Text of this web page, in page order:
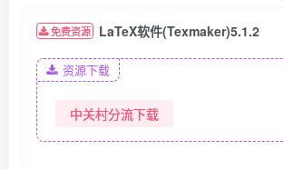
免费资源 LaTeX软件(Texmaker)5.1.2
资源下载
中关村分流下载